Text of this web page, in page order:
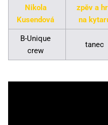
Nikola
Kusendová
zpěv a
na
B-Unique
crew
tanec